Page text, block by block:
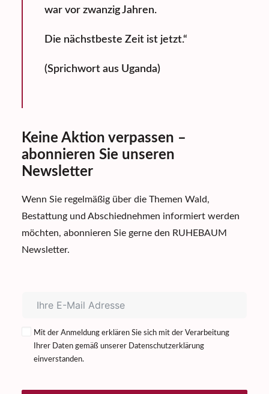
war vor zwanzig Jahren.
Die nächstbeste Zeit ist jetzt.“
(Sprichwort aus Uganda)
Keine Aktion verpassen –
abonnieren Sie unseren
Newsletter
Wenn Sie regelmäßig über die Themen Wald,
Bestattung und Abschiednehmen informiert werden
möchten, abonnieren Sie gerne den RUHEBAUM
Newsletter.
Mit der Anmeldung erklären Sie sich mit der Verarbeitung
Ihrer Daten gemäß unserer Datenschutzerklärung
einverstanden.